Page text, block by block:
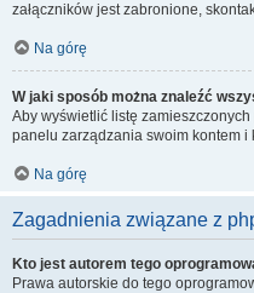
załączników jest zabronione,
Na górę
W jaki sposób można znaleźć
Aby wyświetlić listę
panelu zarządzania swoim kontem
Na górę
Zagadnienia związane z
Kto jest autorem tego
Prawa autorskie do tego